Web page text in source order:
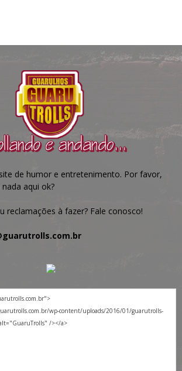
de humor e entretenimento. Por favor,
aqui ok?
reclamações à fazer? Fale conosco!